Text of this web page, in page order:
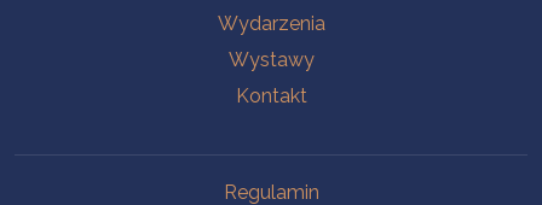
Wydarzenia
Wystawy
Kontakt
Regulamin